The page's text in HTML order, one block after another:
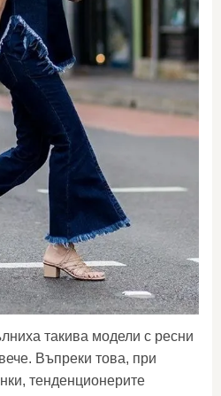
такива модели с ресни
Въпреки това, при
тенденционерите